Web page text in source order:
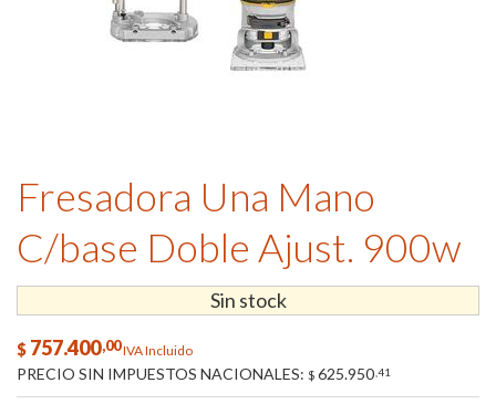
Fresadora Una Mano
C/base Doble Ajust. 900w
Sin stock
$ 757.400,00IVA Incluido
PRECIO SIN IMPUESTOS NACIONALES: $ 625.950 ,41